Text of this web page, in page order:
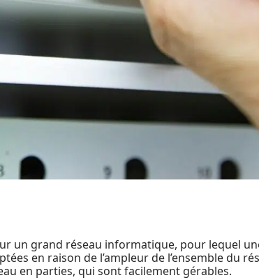
un grand réseau informatique, pour lequel
en raison de l’ampleur de l’ensemble du
en parties, qui sont facilement gérables.